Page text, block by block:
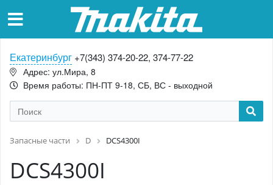
Екатеринбург +7(343) 374-20-22, 374-77-22
Адрес: ул.Мира, 8
Время работы: ПН-ПТ 9-18, СБ, ВС - выходной
Запасные части D DCS4300I
DCS4300I